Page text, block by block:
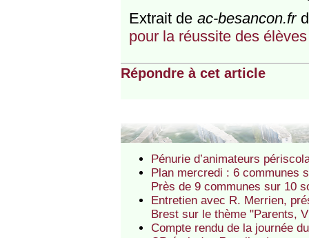
Extrait de ac-besancon.fr
pour la réussite des
Répondre à cet article
Pénurie d’animateurs
Plan mercredi : 6 communes
Près de 9 communes sur 10
Entretien avec R. Merrien,
Brest sur le thème "Parents,
Compte rendu de la journée